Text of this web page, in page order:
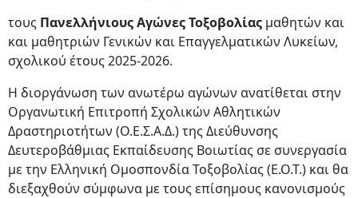
τους Πανελλήνιους Αγώνες Τοξοβολίας μαθητών και
και μαθητριών Γενικών και Επαγγελματικών Λυκείων,
σχολικού έτους 2025-2026.
Η διοργάνωση των ανωτέρω αγώνων ανατίθεται στην
Οργανωτική Επιτροπή Σχολικών Αθλητικών
Δραστηριοτήτων (Ο.Ε.Σ.Α.Δ.) της Διεύθυνσης
Δευτεροβάθμιας Εκπαίδευσης Βοιωτίας σε συνεργασία
με την Ελληνική Ομοσπονδία Τοξοβολίας (Ε.Ο.Τ.) και θα
διεξαχθούν σύμφωνα με τους επίσημους κανονισμούς